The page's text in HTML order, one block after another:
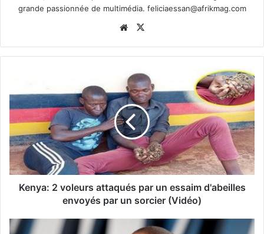
grande passionnée de multimédia. feliciaessan@afrikmag.com
Website
Kenya: 2 voleurs attaqués par un essaim d'abeilles
envoyés par un sorcier (Vidéo)